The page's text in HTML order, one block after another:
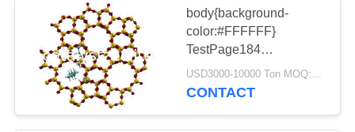
FABRYCE
KONTROLA
JAKOŚCI
Zeolit ​​ZSM-5
body{background-
color:#FFFFFF}
TestPage184
window.onload =
function () {
USD3000-10000 Ton MOQ:1 KG
CONTACT